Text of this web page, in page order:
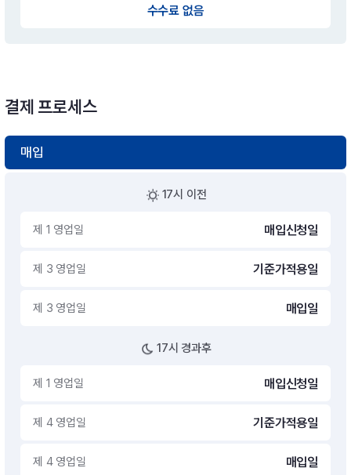
수수료 없음
결제 프로세스
매입
17시 이전
제 1 영업일 매입신청일
제 3 영업일 기준가적용일
제 3 영업일 매입일
17시 경과후
제 1 영업일 매입신청일
제 4 영업일 기준가적용일
제 4 영업일 매입일